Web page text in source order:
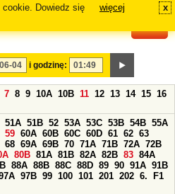
Dowiedz się
więcej x
i godzinę:
7 8 9 10A 10B 11 12 13 14 15 16
51A 51B 52 53A 53C 53B 54B 55A
59 60A 60B 60C 60D 61 62 63
68 69A 69B 70 71A 71B 72A 72B
80B 81A 81B 82A 82B 83 84A
88A 88B 88C 88D 89 90 91A 91B
97B 99 100 101 201 202 6.
F1